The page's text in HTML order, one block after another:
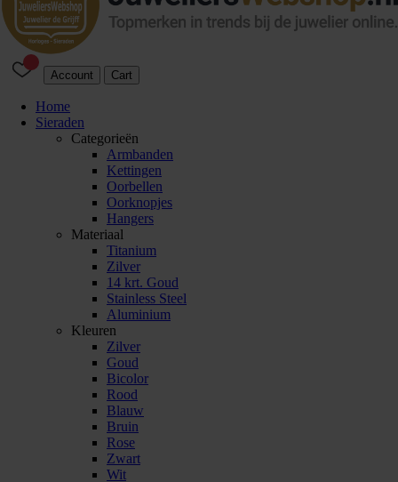
Account Cart
Home
Sieraden
Categorieën
Armbanden
Kettingen
Oorbellen
Oorknopjes
Hangers
Materiaal
Titanium
Zilver
14 krt. Goud
Stainless Steel
Aluminium
Kleuren
Zilver
Goud
Bicolor
Rood
Blauw
Bruin
Rose
Zwart
Wit